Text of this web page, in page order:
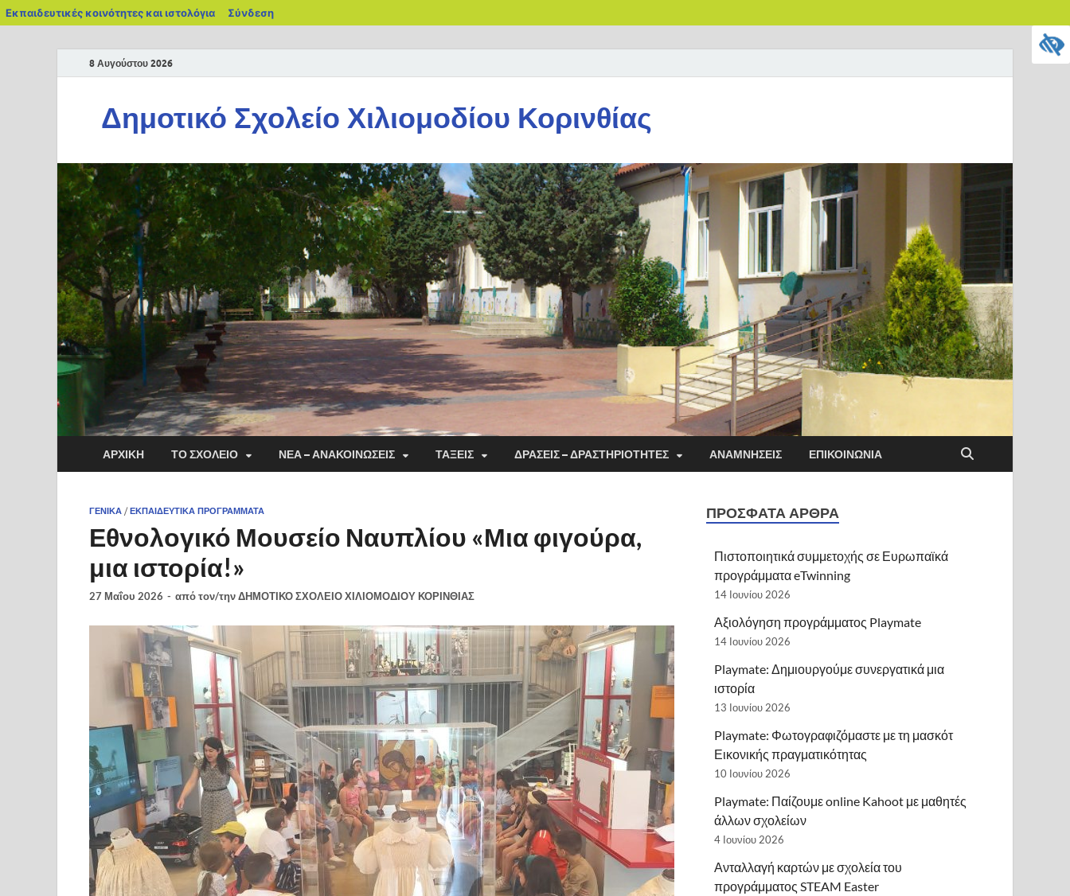
Εκπαιδευτικές κοινότητες και ιστολόγια Σύνδεση
8 Αυγούστου 2026
Δημοτικό Σχολείο Χιλιομοδίου Κορινθίας
ΑΡΧΙΚΉ ΤΟ ΣΧΟΛΕΊΟ ΝΈΑ – ΑΝΑΚΟΙΝΏΣΕΙΣ ΤΆΞΕΙΣ ΔΡΆΣΕΙΣ – ΔΡΑΣΤΗΡΙΌΤΗΤΕΣ ΑΝΑΜΝΉΣΕΙΣ ΕΠΙΚΟΙΝΩΝΊΑ
ΓΕΝΙΚΆ /ΕΚΠΑΙΔΕΥΤΙΚΆ ΠΡΟΓΡΆΜΜΑΤΑ
Εθνολογικό Μουσείο Ναυπλίου «Μια φιγούρα,
μια ιστορία!»
27 Μαΐου 2026 - από τον/τηνΔΗΜΟΤΙΚΟ ΣΧΟΛΕΙΟ ΧΙΛΙΟΜΟΔΙΟΥ ΚΟΡΙΝΘΙΑΣ
ΠΡΌΣΦΑΤΑ ΆΡΘΡΑ
Πιστοποιητικά συμμετοχής σε Ευρωπαϊκά
προγράμματα eTwinning
14 Ιουνίου 2026
Αξιολόγηση προγράμματος Playmate
14 Ιουνίου 2026
Playmate: Δημιουργούμε συνεργατικά μια
ιστορία
13 Ιουνίου 2026
Playmate: Φωτογραφιζόμαστε με τη μασκότ
Εικονικής πραγματικότητας
10 Ιουνίου 2026
Playmate: Παίζουμε online Kahoot με μαθητές
άλλων σχολείων
4 Ιουνίου 2026
Ανταλλαγή καρτών με σχολεία του
προγράμματος STEAM Easter